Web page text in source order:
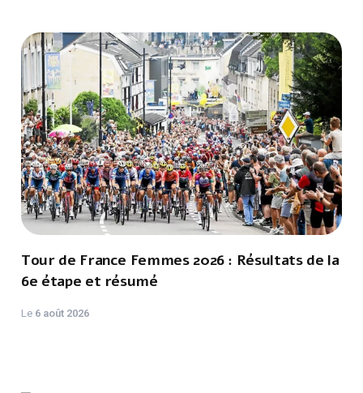
Tour de France Femmes 2026 : Résultats de la
6e étape et résumé
Le 6 août 2026